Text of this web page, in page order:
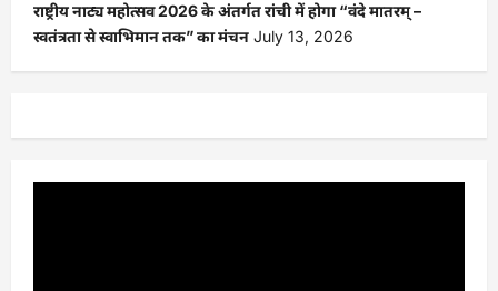
राष्ट्रीय नाट्य महोत्सव 2026 के अंतर्गत रांची में होगा “वंदे मातरम् –
स्वतंत्रता से स्वाभिमान तक” का मंचन July 13, 2026